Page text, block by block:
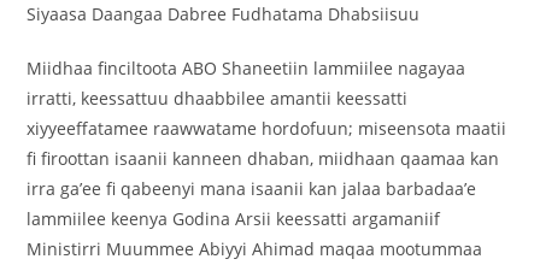
Siyaasa Daangaa Dabree Fudhatama Dhabsiisuu
Miidhaa finciltoota ABO Shaneetiin lammiilee nagayaa
irratti, keessattuu dhaabbilee amantii keessatti
xiyyeeffatamee raawwatame hordofuun; miseensota maatii
fi firoottan isaanii kanneen dhaban, miidhaan qaamaa kan
irra ga’ee fi qabeenyi mana isaanii kan jalaa barbadaa’e
lammiilee keenya Godina Arsii keessatti argamaniif
Ministirri Muummee Abiyyi Ahimad maqaa mootummaa